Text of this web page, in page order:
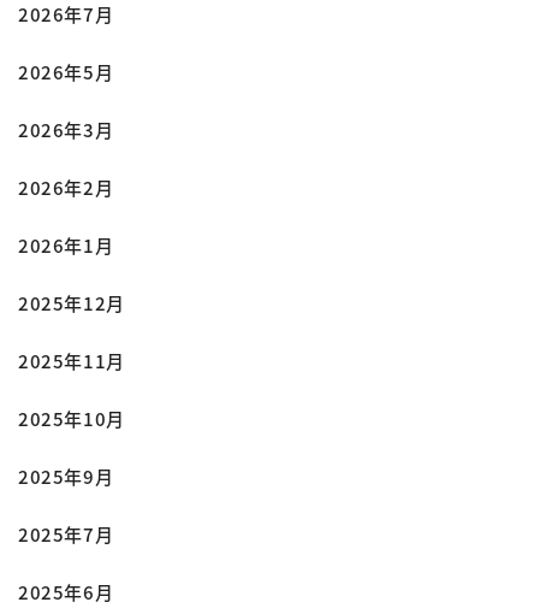
2026年7月
2026年5月
2026年3月
2026年2月
2026年1月
2025年12月
2025年11月
2025年10月
2025年9月
2025年7月
2025年6月